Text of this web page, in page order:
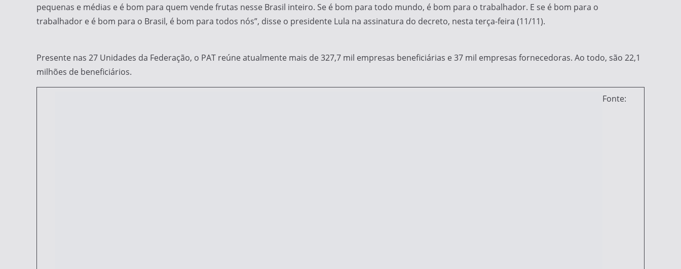
pequenas e médias e é bom para quem vende frutas nesse Brasil inteiro. Se é bom para todo mundo, é bom para o trabalhador. E se é bom para o
trabalhador e é bom para o Brasil, é bom para todos nós”, disse o presidente Lula na assinatura do decreto, nesta terça-feira (11/11).
Presente nas 27 Unidades da Federação, o PAT reúne atualmente mais de 327,7 mil empresas beneficiárias e 37 mil empresas fornecedoras. Ao todo, são 22,1
milhões de beneficiários.
Fonte: